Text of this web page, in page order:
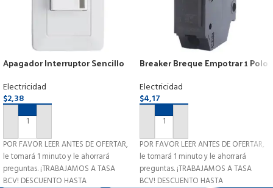
Apagador Interruptor Sencillo
Electricidad
$2,38
AÑADIR AL CARRITO
POR FAVOR LEER ANTES DE OFERTAR,
le tomará 1 minuto y le ahorrará
preguntas. ¡TRABAJAMOS A TASA
BCV! DESCUENTO HASTA
Breaker Breque Empotrar 1 Polo
Electricidad
$4,17
AÑADIR AL CARRITO
POR FAVOR LEER ANTES DE OFERTAR,
le tomará 1 minuto y le ahorrará
preguntas. ¡TRABAJAMOS A TASA
BCV! DESCUENTO HASTA